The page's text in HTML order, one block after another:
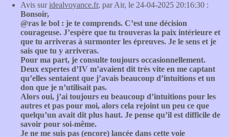
Avis suridealvoyance.fr, par Air, le 24-04-2025 20:16:30 :
Bonsoir,
@ras le bol : je te comprends. C’est une décision
courageuse. J’espère que tu trouveras la paix intérieure et
que tu arriveras à surmonter les épreuves. Je le sens et je
sais que tu y arriveras.
Pour ma part, je consulte toujours occasionnellement.
Deux expertes d’IV m’avaient dit très vite en me captant
qu’elles sentaient que j’avais beaucoup d’intuitions et un
don que je n’utilisait pas.
Alors oui, j’ai toujours eu beaucoup d’intuitions pour les
autres et pas pour moi, alors cela rejoint un peu ce que
quelqu’un avait dit plus haut. Je pense qu’il est difficile de
savoir pour soi-même.
Je ne me suis pas (encore) lancée dans cette voie